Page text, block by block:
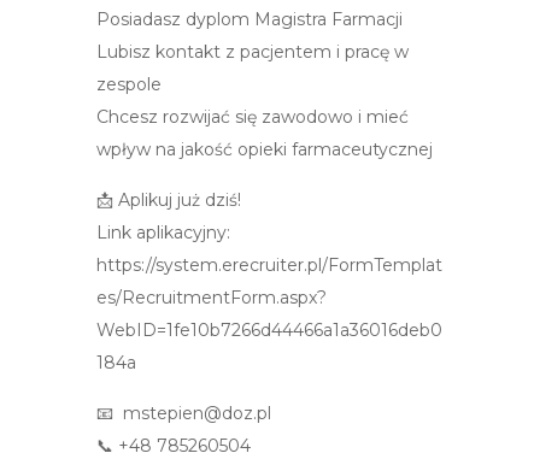
Posiadasz dyplom Magistra Farmacji
Lubisz kontakt z pacjentem i pracę w
zespole
Chcesz rozwijać się zawodowo i mieć
wpływ na jakość opieki farmaceutycznej
📩 Aplikuj już dziś!
Link aplikacyjny:
https://system.erecruiter.pl/FormTemplat
es/RecruitmentForm.aspx?
WebID=1fe10b7266d44466a1a36016deb0
184a
📧 mstepien@doz.pl
📞 +48 785260504